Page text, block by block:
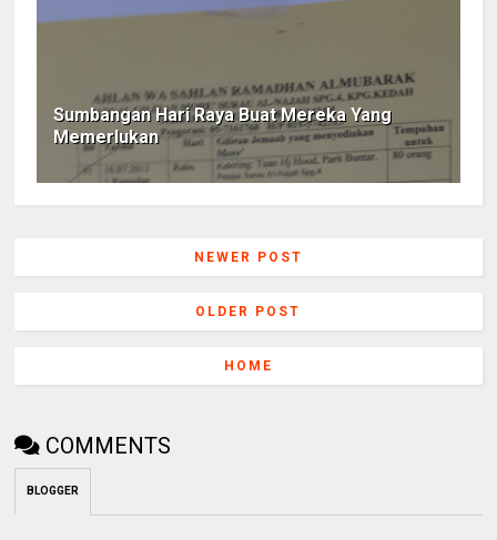
Sumbangan Hari Raya Buat Mereka Yang
Memerlukan
NEWER POST
OLDER POST
HOME
COMMENTS
BLOGGER